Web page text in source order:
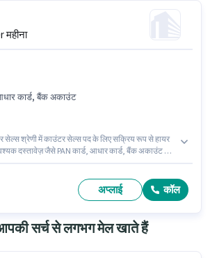
महीना
कार्ड, बैंक अकाउंट
सेल्स श्रेणी में काउंटर सेल्स पद के लिए सक्रिय रूप से हायर
दस्तावेज़ जैसे PAN कार्ड, आधार कार्ड, बैंक अकाउंट का
इस पद के लिए Fixed सैलरी उपलब्ध है।
अप्लाई कॉल
सर्च से लगभग मेल खाते हैं